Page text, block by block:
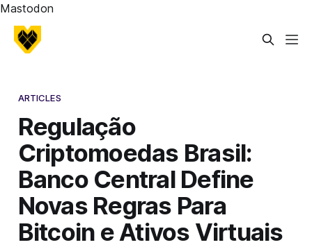
Mastodon
ARTICLES
Regulação
Criptomoedas Brasil:
Banco Central Define
Novas Regras Para
Bitcoin e Ativos Virtuais